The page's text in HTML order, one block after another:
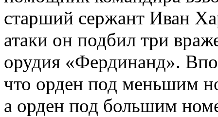
старший сержант Иван
атаки он подбил три
орудия «Фердинанд».
что орден под меньшим
а орден под большим